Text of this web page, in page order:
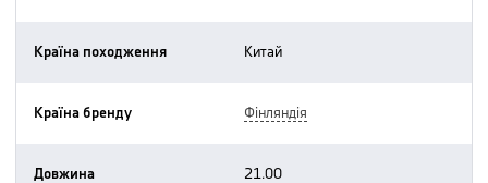
Країна походження китай
Країна бренду фінляндія
Довжина 21.00